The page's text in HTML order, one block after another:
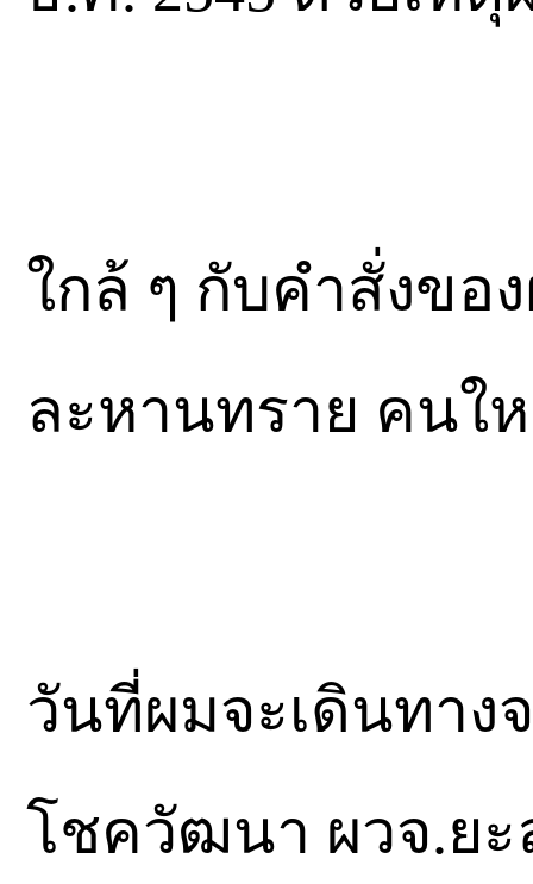
ใกล้ ๆ กับคำสั่งขอ
ละหานทราย คนใ
วันที่ผมจะเดินทาง
โชควัฒนา ผวจ.ยะ